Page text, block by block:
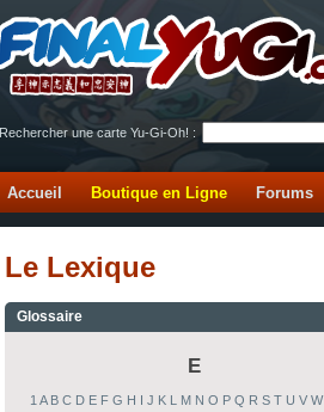
Rechercher une carte Yu-Gi-Oh! :
Accueil Boutique en Ligne Forums
Le Lexique
Glossaire
E
1 A B C D E F G H J K M N O P Q R S T U V W